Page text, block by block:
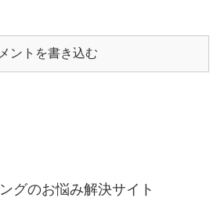
ントを書き込む
グのお悩み解決サイト